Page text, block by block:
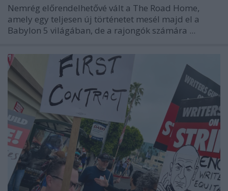
Nemrég előrendelhetővé vált a The Road Home,
amely egy teljesen új történetet mesél majd el a
Babylon 5 világában, de a rajongók számára ...